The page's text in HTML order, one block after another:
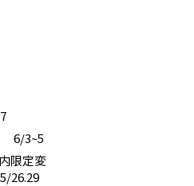
6/3~5
限定変
26.29